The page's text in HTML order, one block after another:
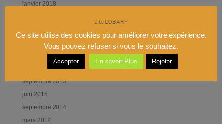
janvier 2018
septembre 2016
juin 2016
octobre 2015
septembre 2015
juin 2015
septembre 2014
mars 2014
Site LOBARY
Ce site utilise des cookies pour améliorer votre expérience.
Vous pouvez refuser si vous le souhaitez.
Accepter En savoir Plus Rejeter